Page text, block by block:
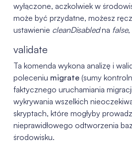
wyłączone, aczkolwiek w
może być przydatne, możesz
ustawienie cleanDisabledna false,
validate
Ta komenda wykona analizę i
poleceniu migrate(sumy
faktycznego uruchamiania
wykrywania wszelkich
skryptach, które mogłyby
nieprawidłowego odtworzenia
środowisku.